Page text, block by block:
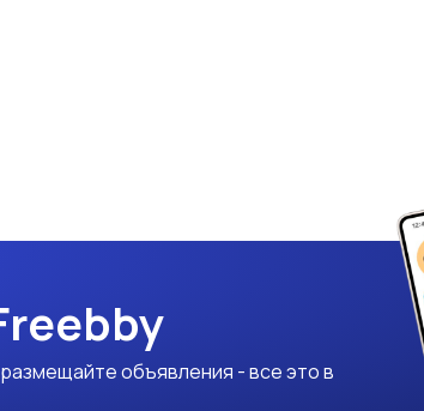
объявления - все это в